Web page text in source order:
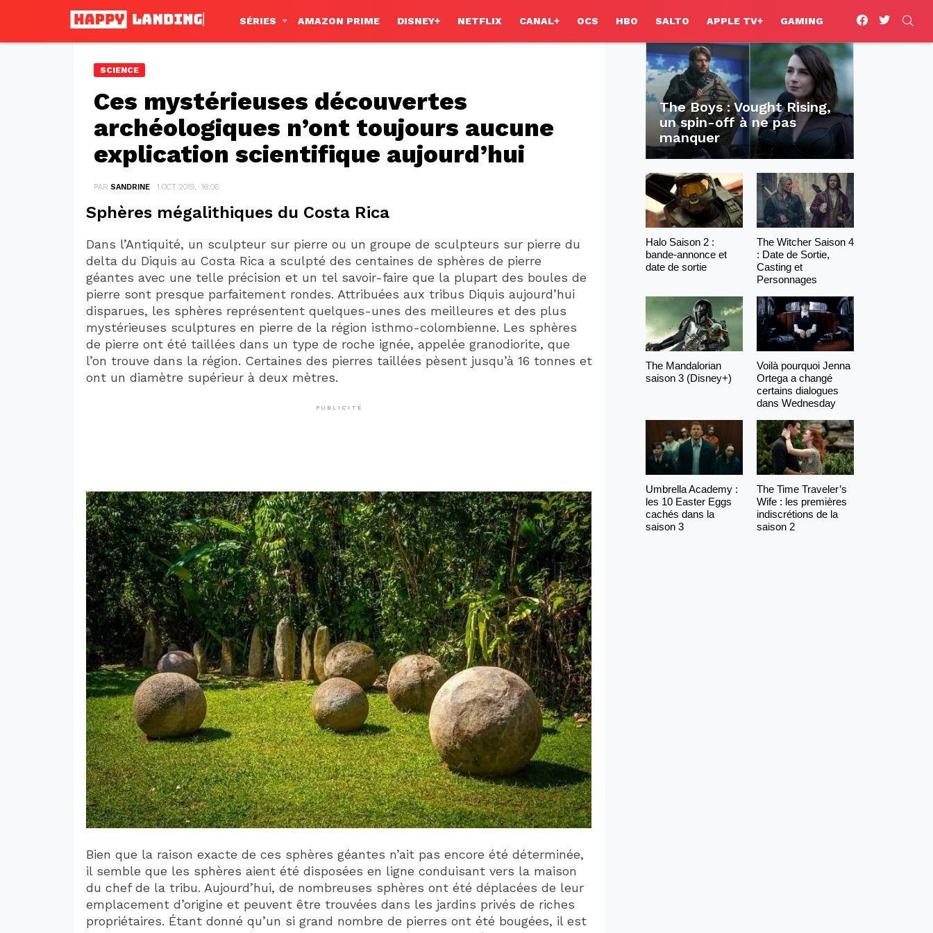
SÉRIES AMAZON PRIME DISNEY+ NETFLIX CANAL+ OCS HBO SALTO APPLE TV+ GAMING
facebooktwitter
SCIENCE
Ces mystérieuses découvertes
archéologiques n’ont toujours aucune
explication scientifique aujourd’hui
PAR SANDRINE 1 OCT 2019, · 16:06
Sphères mégalithiques du Costa Rica
Dans l’Antiquité, un sculpteur sur pierre ou un groupe de sculpteurs sur pierre du
delta du Diquis au Costa Rica a sculpté des centaines de sphères de pierre
géantes avec une telle précision et un tel savoir-faire que la plupart des boules de
pierre sont presque parfaitement rondes. Attribuées aux tribus Diquis aujourd’hui
disparues, les sphères représentent quelques-unes des meilleures et des plus
mystérieuses sculptures en pierre de la région isthmo-colombienne. Les sphères
de pierre ont été taillées dans un type de roche ignée, appelée granodiorite, que
l’on trouve dans la région. Certaines des pierres taillées pèsent jusqu’à 16 tonnes et
ont un diamètre supérieur à deux mètres.
PUBLICITÉ
Bien que la raison exacte de ces sphères géantes n’ait pas encore été déterminée,
il semble que les sphères aient été disposées en ligne conduisant vers la maison
du chef de la tribu. Aujourd’hui, de nombreuses sphères ont été déplacées de leur
emplacement d’origine et peuvent être trouvées dans les jardins privés de riches
propriétaires. Étant donné qu’un si grand nombre de pierres ont été bougées, il est
The Boys : Vought Rising,
un spin-off à ne pas
manquer
Halo Saison 2 :
bande-annonce et
date de sortie
The Witcher Saison 4
: Date de Sortie,
Casting et
Personnages
The Mandalorian
saison 3 (Disney+)
Voilà pourquoi Jenna
Ortega a changé
certains dialogues
dans Wednesday
Umbrella Academy :
les 10 Easter Eggs
cachés dans la
saison 3
The Time Traveler’s
Wife : les premières
indiscrétions de la
saison 2